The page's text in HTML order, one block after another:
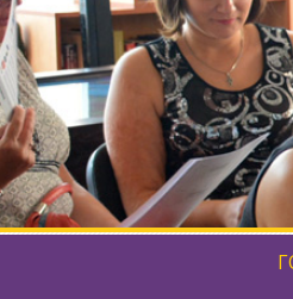
Сайт відділу